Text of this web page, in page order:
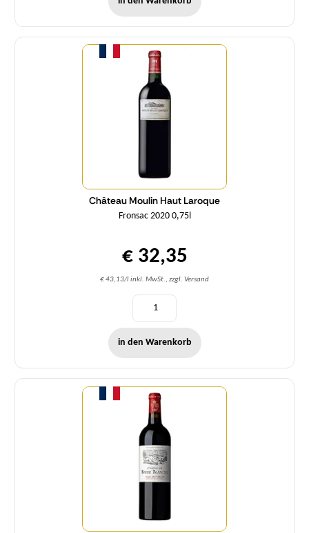
Château Moulin Haut Laroque
Fronsac 2020 0,75l
€ 32,35
€ 43,13/l inkl. MwSt., zzgl. Versand
Menge
in den Warenkorb
Menge